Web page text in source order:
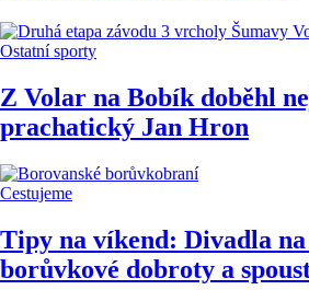
Ostatní sporty
Z Volar na Bobík doběhl
prachatický Jan Hron
Cestujeme
Tipy na víkend: Divadla
borůvkové dobroty a